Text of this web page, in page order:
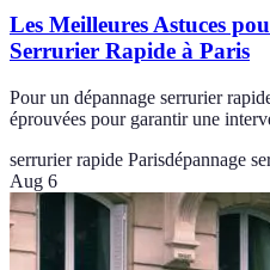
Les Meilleures Astuces
Serrurier Rapide à Paris
Pour un dépannage serrurier
éprouvées pour garantir une
serrurier rapide Parisdépannage
Aug 6